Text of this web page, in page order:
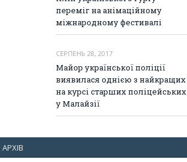
переміг на анімаційному
міжнародному фестивалі
СЕРПЕНЬ 28, 2017
Майор української поліції
виявилася однією з найкращих
на курсі старших поліцейських
у Малайзії
АРХІВ